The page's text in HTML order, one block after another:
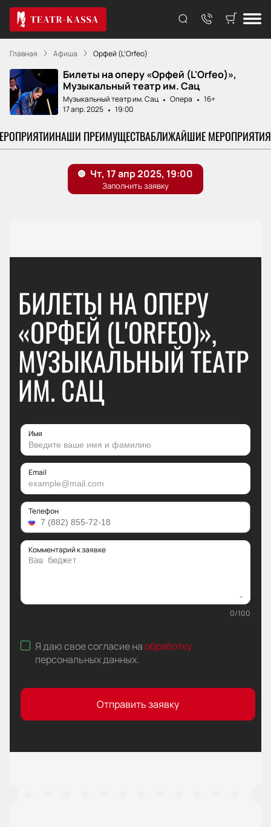
Главная Афиша Орфей (L'Orfeo)
Билеты на оперу «Орфей (L'Orfeo)»,
Музыкальный театр им. Сац
Музыкальный театр им. Сац Опера
16+
17 апр. 2025
19:00
НАШИ ПРЕИМУЩЕСТВАБЛИЖАЙШИЕ МЕРОПРИЯТИЯ
БИЛЕТЫ НА ОПЕРУ
«ОРФЕЙ (L'ORFEO)»,
МУЗЫКАЛЬНЫЙ ТЕАТР
ИМ. САЦ
Имя
Email
Телефон
Комментарий к заявке
0/100
Я даю свое согласие наобработку
персональных данных.
Отправить заявку